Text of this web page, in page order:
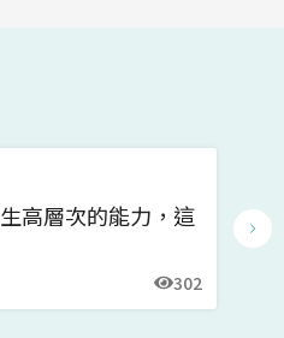
高層次的能力，這
302